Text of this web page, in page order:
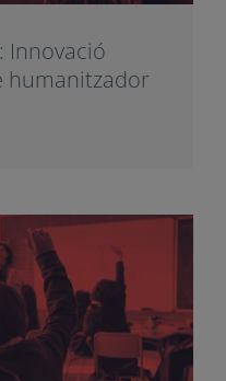
Innovació
humanitzador